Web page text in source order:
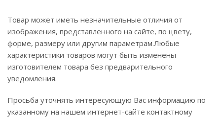
Товар может иметь незначительные отличия от
изображения, представленного на сайте, по цвету,
форме, размеру или другим параметрам.Любые
характеристики товаров могут быть изменены
изготовителем товара без предварительного
уведомления.
Просьба уточнять интересующую Вас информацию по
указанному на нашем интернет-сайте контактному